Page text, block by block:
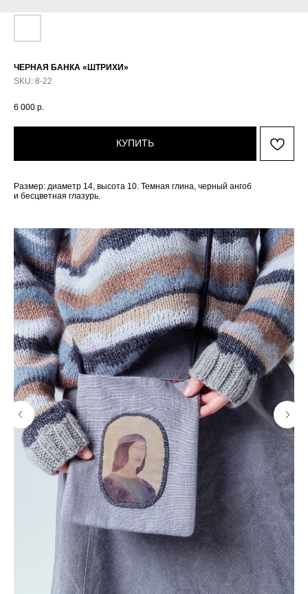
ЧЕРНАЯ БАНКА «ШТРИХИ»
SKU: 8-22
6 000 р.
КУПИТЬ
Размер: диаметр 14, высота 10. Темная глина, черный ангоб
и бесцветная глазурь.